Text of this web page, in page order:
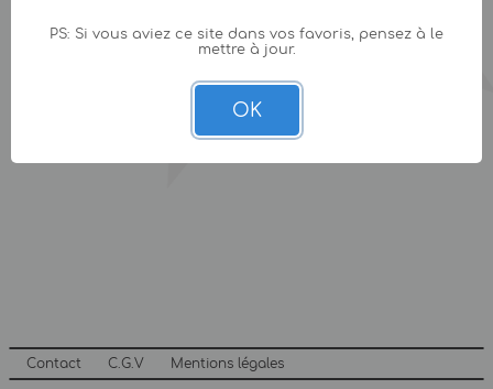
Contact C.G.V Mentions légales
PS: Si vous aviez ce site dans vos favoris, pensez à le
mettre à jour.
OK